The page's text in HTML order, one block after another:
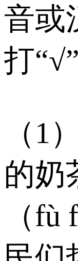
音或
打
（1
的奶
（